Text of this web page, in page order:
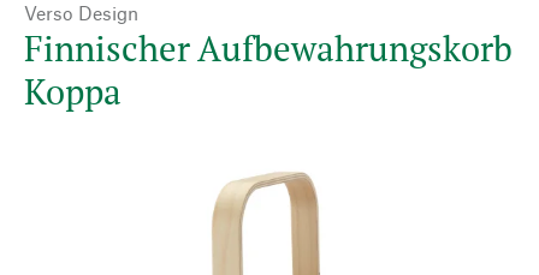
Verso Design
Finnischer Aufbewahrungskorb
Koppa